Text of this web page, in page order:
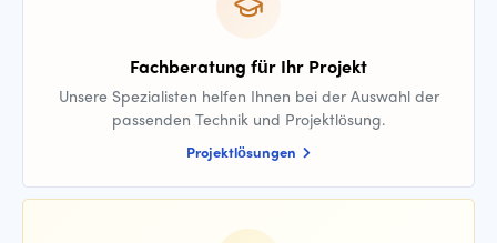
Fachberatung für Ihr Projekt
Unsere Spezialisten helfen Ihnen bei der Auswahl der
passenden Technik und Projektlösung.
Projektlösungen